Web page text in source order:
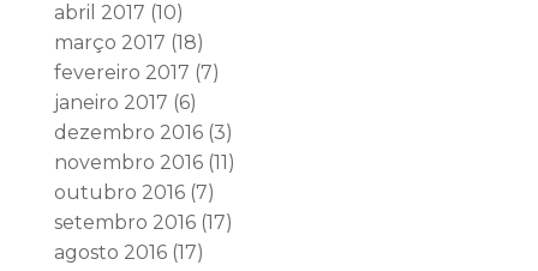
abril 2017 (10)
março 2017 (18)
fevereiro 2017 (7)
janeiro 2017 (6)
dezembro 2016(3)
novembro 2016(11)
outubro 2016(7)
setembro 2016(17)
agosto 2016(17)